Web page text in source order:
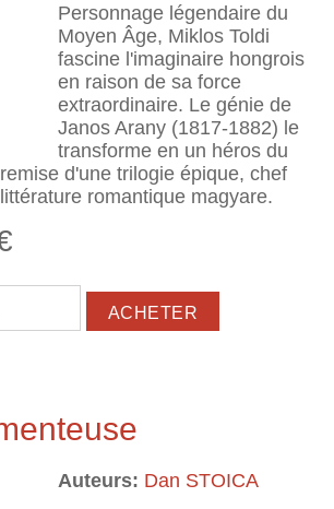
Personnage légendaire du
Moyen Âge, Miklos Toldi
fascine l'imaginaire hongrois
en raison de sa force
extraordinaire. Le génie de
Janos Arany (1817-1882) le
transforme en un héros du
d'une trilogie épique, chef
romantique magyare.
Auteurs: Dan STOICA